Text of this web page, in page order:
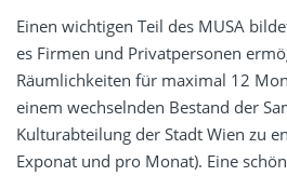
Einen wichtigen Teil des MUSA
es Firmen und Privatpersonen
Räumlichkeiten für maximal 12
einem wechselnden Bestand der
Kulturabteilung der Stadt Wien zu
Exponat und pro Monat). Eine